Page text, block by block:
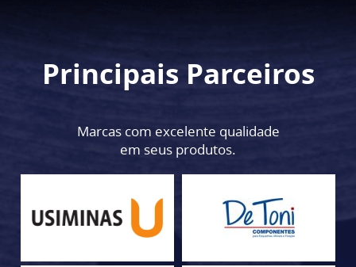
Principais Parceiros
Marcas com excelente qualidade
em seus produtos.